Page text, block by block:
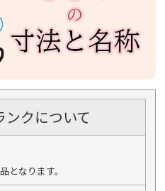
ンクについて
となります。